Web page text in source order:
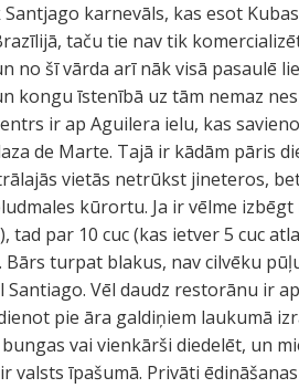
karnevāls, kas esot
taču tie nav tik
no šī vārda arī nāk visā pasaulē
kongu īstenībā uz tām nemaz
ir ap Aguilera ielu, kas
de Marte. Tajā ir kādām pāris
vietās netrūkst jineteros,
kūrortu. Ja ir vēlme
tad par 10 cuc (kas ietver 5 cuc
Bārs turpat blakus, nav cilvēku
Santiago. Vēl daudz restorānu ir
pie āra galdiņiem laukumā
vai vienkārši diedelēt, un
valsts īpašumā. Privāti